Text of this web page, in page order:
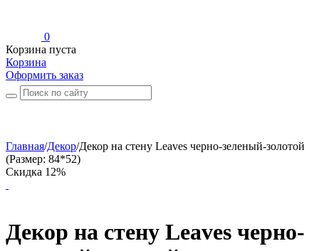
0
Корзина пуста
Корзина
Оформить заказ
Главная/Декор/Декор на стену Leaves черно-зеленый-золотой
(Размер: 84*52)
Скидка 12%
Декор на стену Leaves черно-